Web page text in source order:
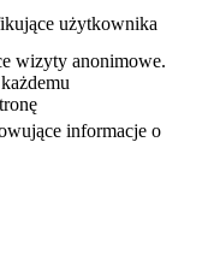
użytkownika
wizyty anonimowe.
informacje o